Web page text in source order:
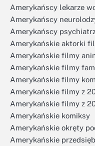
Amerykańscy lekarze
Amerykańscy
Amerykańscy
Amerykańskie aktorki
Amerykańskie filmy
Amerykańskie filmy
Amerykańskie filmy
Amerykańskie filmy z
Amerykańskie filmy z
Amerykańskie komiksy
Amerykańskie okręty
Amerykańskie